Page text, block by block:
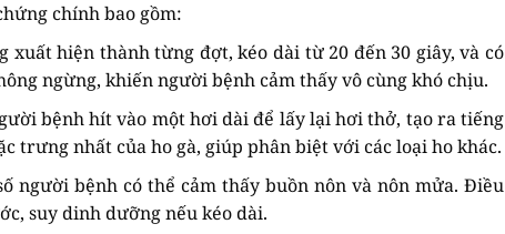
chính bao gồm:
xuất hiện thành từng đợt, kéo dài từ 20 đến 30 giây, và có
ngừng, khiến người bệnh cảm thấy vô cùng khó chịu.
bệnh hít vào một hơi dài để lấy lại hơi thở, tạo ra tiếng
trưng nhất của ho gà, giúp phân biệt với các loại ho khác.
người bệnh có thể cảm thấy buồn nôn và nôn mửa. Điều
suy dinh dưỡng nếu kéo dài.